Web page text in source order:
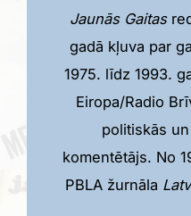
Jaunās Gaitas
gadā kļuva par
1975. līdz 1993.
Eiropa/Radio
politiskās
komentētājs. No
PBLA žurnāla